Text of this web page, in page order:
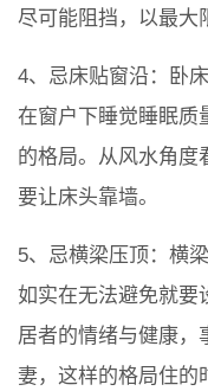
尽可能阻挡，以最大
4、忌床贴窗沿：卧
在窗户下睡觉睡眠质
的格局。从风水角度
要让床头靠墙。
5、忌横梁压顶：横
如实在无法避免就要
居者的情绪与健康，
妻，这样的格局住的